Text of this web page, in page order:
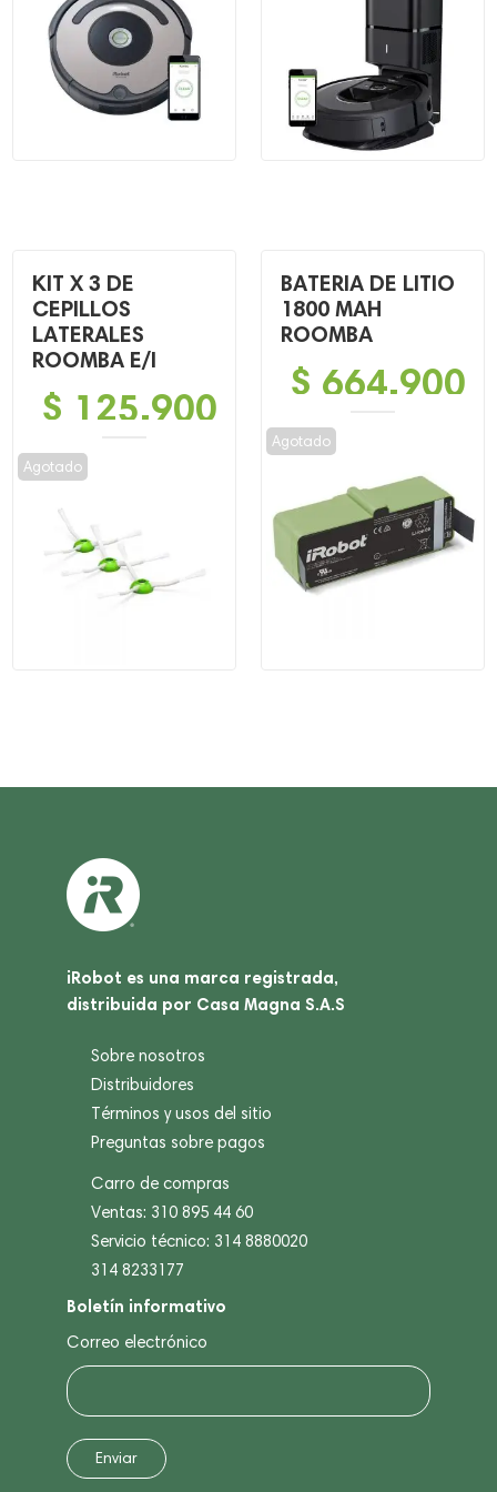
$ 1,799,900.
$ 899,900.
$ 5,299,900.
$ 2,999,900.
KIT X 3 DE
CEPILLOS
LATERALES
ROOMBA E/I
$ 125,900
Agotado
BATERIA DE LITIO
1800 MAH
ROOMBA
$ 664,900
Agotado
iRobot es una marca registrada,
distribuida por Casa Magna S.A.S
Sobre nosotros
Distribuidores
Términos y usos del sitio
Preguntas sobre pagos
Carro de compras
Ventas: 310 895 44 60
Servicio técnico: 314 8880020
314 8233177
Boletín informativo
Correo electrónico